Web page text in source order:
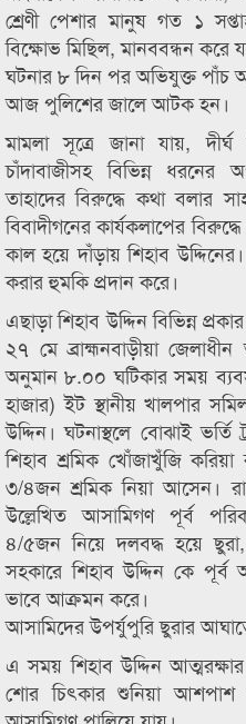
শ্রেণী পেশার মানুষ গত ১
বিক্ষোভ মিছিল, মানববন্ধন করে
ঘটনার ৮ দিন পর অভিযুক্ত পাঁচ
আজ পুলিশের জালে আটক হন।
মামলা সূত্রে জানা যায়,
চাঁদাবাজীসহ বিভিন্ন
তাহাদের বিরুদ্ধে কথা বলার
বিবাদীগনের কার্যকলাপের
কাল হয়ে দাঁড়ায় শিহাব
করার হুমকি প্রদান করে।
এছাড়া শিহাব উদ্দিন বিভিন্ন
২৭ মে ব্রাহ্মনবাড়ীয়া
অনুমান ৮.০০ ঘটিকার সময়
হাজার) ইট স্থানীয় খালপার
উদ্দিন। ঘটনাস্থলে বোঝাই
শিহাব শ্রমিক খোঁজাখুঁজি
৩/৪জন শ্রমিক নিয়া আসেন।
উল্লেখিত আসামিগণ পূর্ব
৪/৫জন নিয়ে দলবদ্ধ হয়ে
সহকারে শিহাব উদ্দিন কে পূর্ব
ভাবে আক্রমন করে।
আসামিদের উপর্যুপুরি ছুরার
এ সময় শিহাব উদ্দিন
শোর চিৎকার শুনিয়া